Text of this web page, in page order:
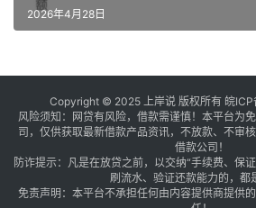
2026年4月28日
Copyright © 2025 上岸说 版权所有 皖
风险须知：网贷有风险，借款需谨慎！本平台为
司，仅供获取最新借款产品资讯，不放款、不审
借款公司！
防诈提示：凡是在放贷之前，以交纳“手续费、保
刷流水、验证还款能力的，都
免责声明：本平台不承担任何由内容提供商提供